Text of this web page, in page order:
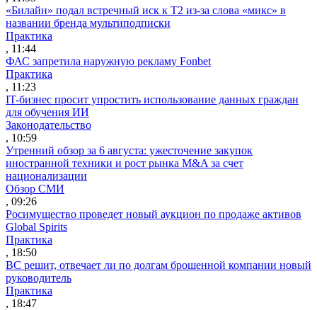
«Билайн» подал встречный иск к Т2 из-за слова «микс» в
названии бренда мультиподписки
Практика
, 11:44
ФАС запретила наружную рекламу Fonbet
Практика
, 11:23
IT-бизнес просит упростить использование данных граждан
для обучения ИИ
Законодательство
, 10:59
Утренний обзор за 6 августа: ужесточение закупок
иностранной техники и рост рынка M&A за счет
национализации
Обзор СМИ
, 09:26
Росимущество проведет новый аукцион по продаже активов
Global Spirits
Практика
, 18:50
ВС решит, отвечает ли по долгам брошенной компании новый
руководитель
Практика
, 18:47